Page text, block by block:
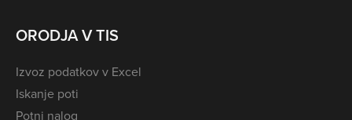
ORODJA V TIS
Izvoz podatkov v Excel
Iskanje poti
Potni nalog